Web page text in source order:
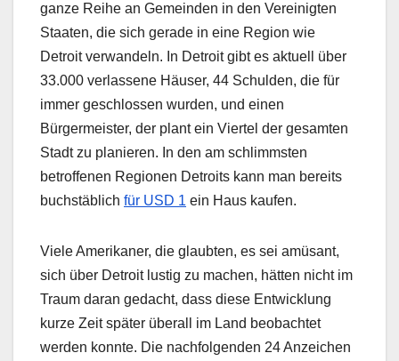
ganze Reihe an Gemeinden in den Vereinigten
Staaten, die sich gerade in eine Region wie
Detroit verwandeln. In Detroit gibt es aktuell über
33.000 verlassene Häuser, 44 Schulden, die für
immer geschlossen wurden, und einen
Bürgermeister, der plant ein Viertel der gesamten
Stadt zu planieren. In den am schlimmsten
betroffenen Regionen Detroits kann man bereits
buchstäblich für USD 1 ein Haus kaufen.
Viele Amerikaner, die glaubten, es sei amüsant,
sich über Detroit lustig zu machen, hätten nicht im
Traum daran gedacht, dass diese Entwicklung
kurze Zeit später überall im Land beobachtet
werden konnte. Die nachfolgenden 24 Anzeichen